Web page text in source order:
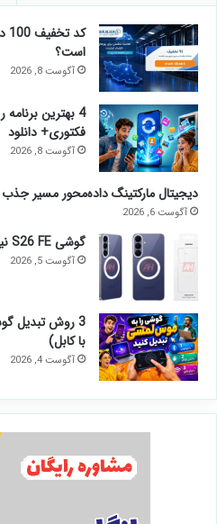
است؟
آگوست 8, 2026
4 بهترین
فکتوری+ دانلود
آگوست 8, 2026
دیجیتال مارکتینگ داده‌محور مسیر
آگوست 6, 2026
گوشی S26 FE نیامده، تصاویر قاب‌هایش لو رفت
آگوست 5, 2026
3 روش تبدیل
با کابل)
آگوست 4, 2026